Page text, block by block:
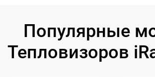
Популярные
Тепловизоров